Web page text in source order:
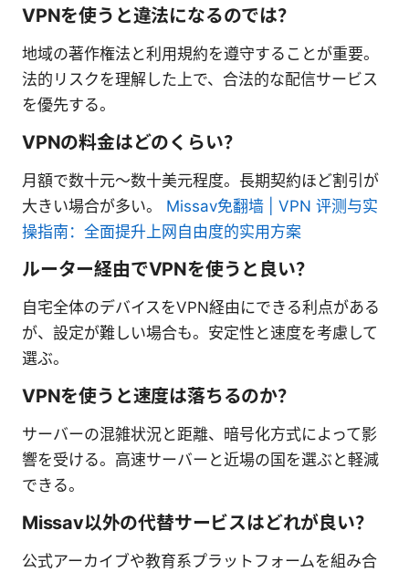
VPNを使うと違法になるのでは？
地域の著作権法と利用規約を遵守することが重要。
法的リスクを理解した上で、合法的な配信サービス
を優先する。
VPNの料金はどのくらい？
月額で数十元〜数十美元程度。長期契約ほど割引が
大きい場合が多い。 Missav免翻墙 | VPN 评测与实
操指南：全面提升上网自由度的实用方案
ルーター経由でVPNを使うと良い？
自宅全体のデバイスをVPN経由にできる利点がある
が、設定が難しい場合も。安定性と速度を考慮して
選ぶ。
VPNを使うと速度は落ちるのか？
サーバーの混雑状況と距離、暗号化方式によって影
響を受ける。高速サーバーと近場の国を選ぶと軽減
できる。
Missav以外の代替サービスはどれが良い？
公式アーカイブや教育系プラットフォームを組み合